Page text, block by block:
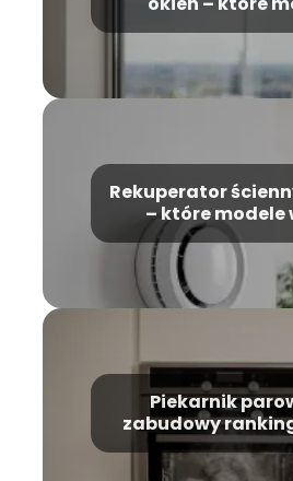
Rekuperator
– które modele
wybrać?
Piekarnik
zabudowy
model